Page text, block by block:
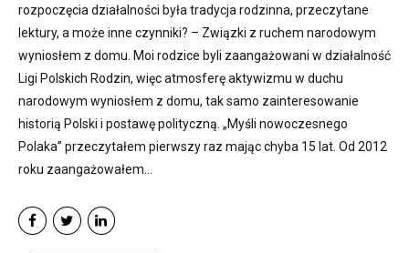
rozpoczęcia działalności była tradycja rodzinna, przeczytane
lektury, a może inne czynniki? – Związki z ruchem narodowym
wyniosłem z domu. Moi rodzice byli zaangażowani w działalność
Ligi Polskich Rodzin, więc atmosferę aktywizmu w duchu
narodowym wyniosłem z domu, tak samo zainteresowanie
historią Polski i postawę polityczną. „Myśli nowoczesnego
Polaka” przeczytałem pierwszy raz mając chyba 15 lat. Od 2012
roku zaangażowałem...